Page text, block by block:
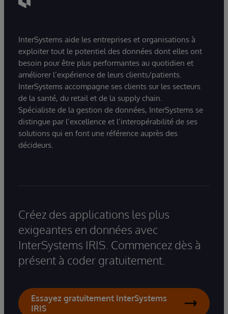
InterSystems aide les entreprises et organisations à
exploiter tout le potentiel des données dont elles ont
besoin pour être plus performantes au quotidien et
améliorer l’expérience de leurs clients/patients.
InterSystems accompagne ses clients sur les secteurs
de la santé, du retail et de la supply chain.
Spécialiste de la gestion de données, InterSystems se
distingue par l’excellence et l’interopérabilité de ses
solutions qui en font une référence auprès des
décideurs.
Créez des applications les plus
exigeantes en données avec
InterSystems IRIS. Commencez dès à
présent à coder gratuitement.
Essayez gratuitement InterSystems
IRIS